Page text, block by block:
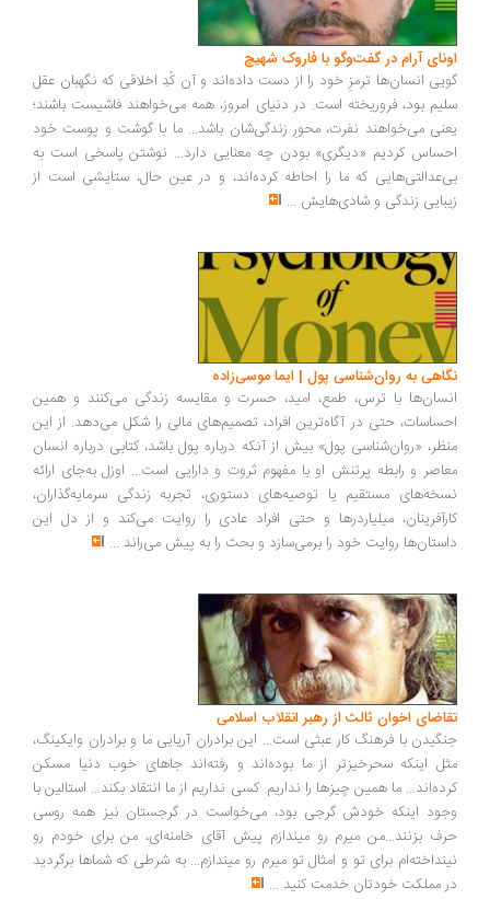
آرام در گفت‌وگو با فاروک شهیچ‭
انسان‌ها ترمزِ خود را از دست داده‌اند و آن کُدِ اخلاقی که نگهبان عقل
بود، فروریخته است. در دنیای امروز، همه می‌خواهند فاشیست باشند؛
می‌خواهند نفرت، محورِ زندگی‌شان باشد... ما با گوشت و پوست خود
کردیم «دیگری» بودن چه معنایی دارد... نوشتن پاسخی است به
که ما را احاطه کرده‌اند، و در عین حال، ستایشی است از
زندگی و شادی‌هایش...
به روان‌شناسی پول | ایما موسی‌زاده
با ترس، طمع، امید، حسرت و مقایسه زندگی می‌کنند و همین
حتی در آگاه‌ترین افراد، تصمیم‌های مالی را شکل می‌دهد. از این
«روان‌شناسی پول» بیش از آنکه درباره پول باشد، کتابی درباره انسان
و رابطه پرتنش او با مفهوم ثروت و دارایی است... اوزل به‌جای ارائه
مستقیم یا توصیه‌های دستوری، تجربه زندگی سرمایه‌گذاران،
میلیاردرها و حتی افراد عادی را روایت می‌کند و از دل این
روایت خود را برمی‌سازد و بحث را به پیش می‌راند ...
اخوان ثالث از رهبر انقلاب اسلامی
با فرهنگ کار عبثی است... این برادران آریایی ما و برادران وایکینگ،
اینکه سحرخیزتر از ما بوده‌اند و رفته‌اند جاهای خوب دنیا مسکن
ما همین چیزها را نداریم. کسی نداریم از ما انتقاد بکند... استالین با
اینکه خودش گرجی بود، می‌خواست در گرجستان نیز همه روسی
بزنند...من میرم رو میندازم پیش آقای خامنه‌ای، من برای خودم رو
برای تو و امثال تو میرم رو میندازم... به شرطی که شماها برگردید
مملکت خودتان خدمت کنید...